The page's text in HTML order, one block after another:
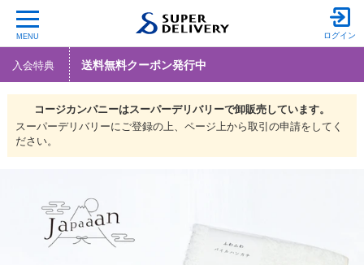
MENU ログイン
入会特典 送料無料クーポン発行中
コージカンパニーはスーパーデリバリーで卸販売しています。
スーパーデリバリーにご登録の上、ページ上から取引の申請をしてく
ださい。